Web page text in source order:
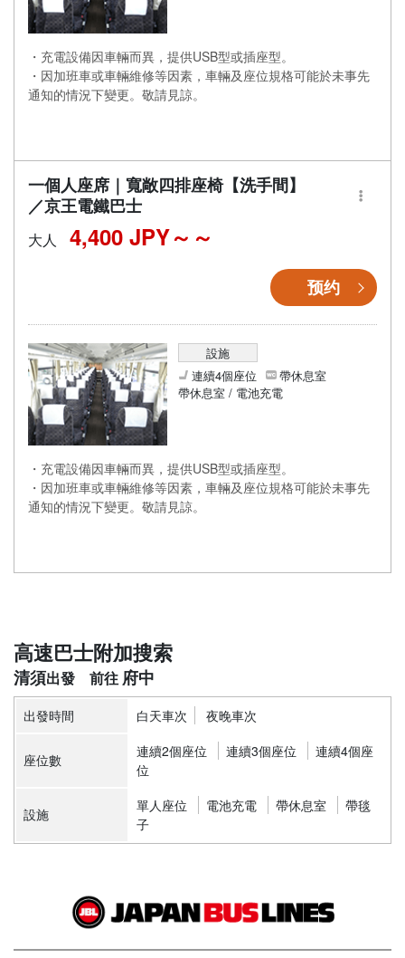
・充電設備因車輛而異，提供USB型或插座型。
・因加班車或車輛維修等因素，車輛及座位規格可能於未事先
通知的情況下變更。敬請見諒。
一個人座席｜寬敞四排座椅【洗手間】
／京王電鐵巴士
大人 4,400 JPY～
预约
設施
連續4個座位
帶休息室
帶休息室 / 電池充電
・充電設備因車輛而異，提供USB型或插座型。
・因加班車或車輛維修等因素，車輛及座位規格可能於未事先
通知的情況下變更。敬請見諒。
高速巴士附加搜索
清須 府中
出發時間 白天車次 夜晚車次
座位數 連續2個座位 連續3個座位
連續4個座
位
設施 單人座位 電池充電 帶休息室
帶毯
子